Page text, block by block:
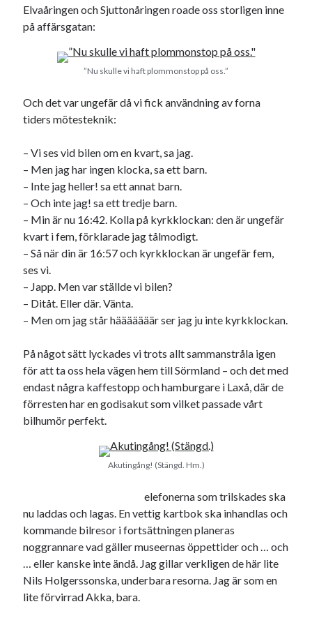
Elvaåringen och Sjuttonåringen roade oss storligen inne
på affärsgatan:
”Nu skulle vi haft plommonstop på oss.”
Och det var ungefär då vi fick användning av forna
tiders mötesteknik:
– Vi ses vid bilen om en kvart, sa jag.
– Men jag har ingen klocka, sa ett barn.
– Inte jag heller! sa ett annat barn.
– Och inte jag! sa ett tredje barn.
– Min är nu 16:42. Kolla på kyrkklockan: den är ungefär
kvart i fem, förklarade jag tålmodigt.
– Så när din är 16:57 och kyrkklockan är ungefär fem,
ses vi.
– Japp. Men var ställde vi bilen?
– Ditåt. Eller där. Vänta.
– Men om jag står hääääääär ser jag ju inte kyrkklockan.
På något sätt lyckades vi trots allt sammanstråla igen
för att ta oss hela vägen hem till Sörmland – och det med
endast några kaffestopp och hamburgare i Laxå, där de
förresten har en godisakut som vilket passade vårt
bilhumör perfekt.
Akutingång! (Stängd. Hm.)
elefonerna som trilskades ska
nu laddas och lagas. En vettig kartbok ska inhandlas och
kommande bilresor i fortsättningen planeras
noggrannare vad gäller museernas öppettider och … och
… eller kanske inte ändå. Jag gillar verkligen de här lite
Nils Holgerssonska, underbara resorna. Jag är som en
lite förvirrad Akka, bara.